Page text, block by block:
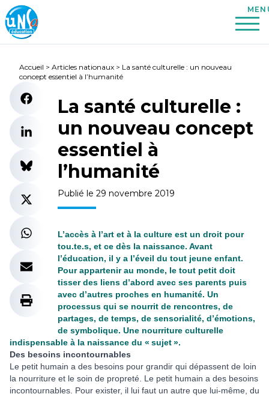
Accueil > Articles nationaux > La santé culturelle : un nouveau
concept essentiel à l’humanité
La santé culturelle :
un nouveau concept
essentiel à
l’humanité
Publié le 29 novembre 2019
L’accès à l’art et à la culture est un droit pour
tou.te.s, et ce dès la naissance. Avant
l’éducation, il y a l’éveil du tout jeune enfant.
Pour appartenir au monde, le tout petit doit
tisser des liens d’abord avec ses parents puis
avec d’autres proches en humanité. Un
processus qui se nourrit de rencontres, de
partages, de temps, de sensorialité, d’émotions,
de symbolique. Une nourriture culturelle
indispensable à la naissance du « sujet ».
Des besoins incontournables
Le petit humain a des besoins pour grandir qui dépassent de loin
la nourriture et le soin de propreté. Le petit humain a des besoins
incontournables. Pour exister, il lui faut un autre que lui-même, du